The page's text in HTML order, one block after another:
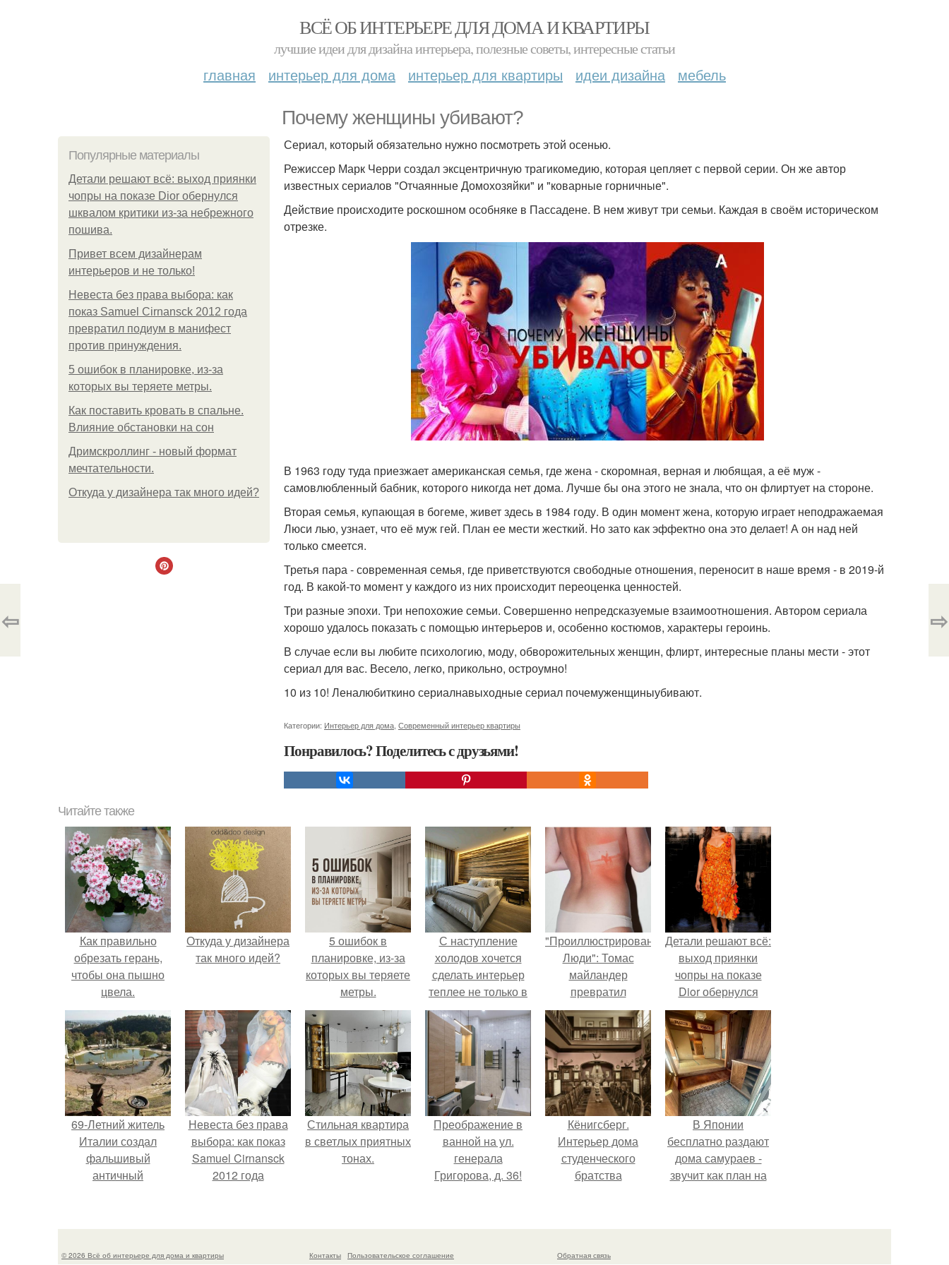
ВСЁ ОБ ИНТЕРЬЕРЕ ДЛЯ ДОМА И КВАРТИРЫ
лучшие идеи для дизайна интерьера, полезные советы, интересные статьи
главная интерьер для дома интерьер для квартиры идеи дизайна мебель
Почему женщины убивают?
Популярные материалы
Детали решают всё: выход приянки
чопры на показе Dior обернулся
шквалом критики из-за небрежного
пошива.
Привет всем дизайнерам
интерьеров и не только!
Невеста без права выбора: как
показ Samuel Cirnansck 2012 года
превратил подиум в манифест
против принуждения.
5 ошибок в планировке, из-за
которых вы теряете метры.
Как поставить кровать в спальне.
Влияние обстановки на сон
Дримскроллинг - новый формат
мечтательности.
Откуда у дизайнера так много идей?
Сериал, который обязательно нужно посмотреть этой осенью.
Режиссер Марк Черри создал эксцентричную трагикомедию, которая цепляет с первой серии. Он же автор
известных сериалов "Отчаянные Домохозяйки" и "коварные горничные".
Действие происходите роскошном особняке в Пассадене. В нем живут три семьи. Каждая в своём историческом
отрезке.
В 1963 году туда приезжает американская семья, где жена - скоромная, верная и любящая, а её муж -
самовлюбленный бабник, которого никогда нет дома. Лучше бы она этого не знала, что он флиртует на стороне.
Вторая семья, купающая в богеме, живет здесь в 1984 году. В один момент жена, которую играет неподражаемая
Люси лью, узнает, что её муж гей. План ее мести жесткий. Но зато как эффектно она это делает! А он над ней
только смеется.
Третья пара - современная семья, где приветствуются свободные отношения, переносит в наше время - в 2019-й
год. В какой-то момент у каждого из них происходит переоценка ценностей.
Три разные эпохи. Три непохожие семьи. Совершенно непредсказуемые взаимоотношения. Автором сериала
хорошо удалось показать с помощью интерьеров и, особенно костюмов, характеры героинь.
В случае если вы любите психологию, моду, обворожительных женщин, флирт, интересные планы мести - этот
сериал для вас. Весело, легко, прикольно, остроумно!
10 из 10! Леналюбиткино сериалнавыходные сериал почемуженщиныубивают.
Категории: Интерьер для дома Современный интерьер квартиры
Понравилось? Поделитесь с друзьями!
⇦ ⇨
Читайте также
Как правильно
обрезать герань,
чтобы она пышно
цвела.
Откуда у дизайнера
так много идей?
5 ошибок в
планировке, из-за
которых вы теряете
метры.
С наступление
холодов хочется
сделать интерьер
теплее не только в
визуальном плане.
"Проиллюстрированные
Люди": Томас
майландер
превратил
солнечные ожоги в
арт - объект.
Детали решают всё:
выход приянки
чопры на показе
Dior обернулся
шквалом критики
из-за небрежного
пошива.
69-Летний житель
Италии создал
фальшивый
античный
успешно выдавал
историческое
Невеста без права
выбора: как показ
Samuel Cirnansck
2012 года
принуждения.
Стильная квартира
в светлых приятных
тонах.
Преображение в
ванной на ул.
генерала
Григорова, д. 36!
Кёнигсберг.
Интерьер дома
студенческого
братства
В Японии
бесплатно раздают
дома самураев -
звучит как план на
© 2026 Всё об интерьере для дома и квартиры Контакты Пользовательское соглашение Обратная связь